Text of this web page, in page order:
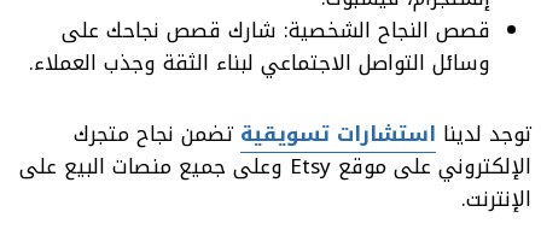
قصص النجاح الشخصية: شارك قصص نجاحك على
وسائل التواصل الاجتماعي لبناء الثقة وجذب العملاء.
توجد لدينا استشارات تسويقية تضمن نجاح متجرك
الإلكتروني على موقع Etsy وعلى جميع منصات البيع على
الإنترنت.